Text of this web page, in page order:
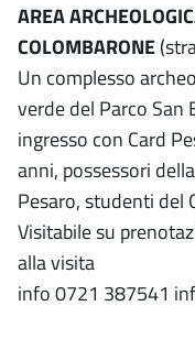
AREA
COLOMBARONE
Un complesso
verde del Parco San
ingresso con Card
anni, possessori
Pesaro, studenti del
Visitabile su
alla visita
info 0721 387541